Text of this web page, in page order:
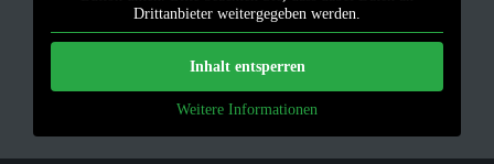
Drittanbieter weitergegeben werden.
Inhalt entsperren
Weitere Informationen